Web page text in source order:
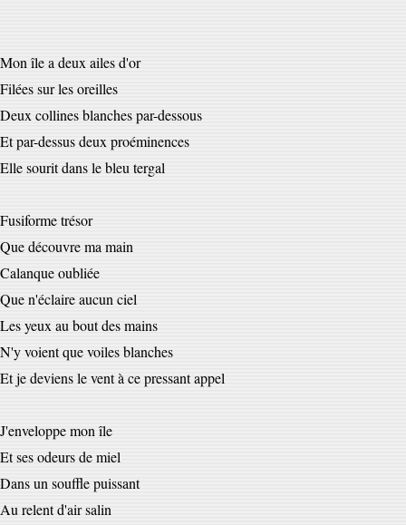
Mon île a deux ailes d'or
Filées sur les oreilles
Deux collines blanches par-dessous
Et par-dessus deux proéminences
Elle sourit dans le bleu tergal
Fusiforme trésor
Que découvre ma main
Calanque oubliée
Que n'éclaire aucun ciel
Les yeux au bout des mains
N'y voient que voiles blanches
Et je deviens le vent à ce pressant appel
J'enveloppe mon île
Et ses odeurs de miel
Dans un souffle puissant
Au relent d'air salin